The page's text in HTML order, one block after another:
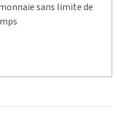
sans limite de